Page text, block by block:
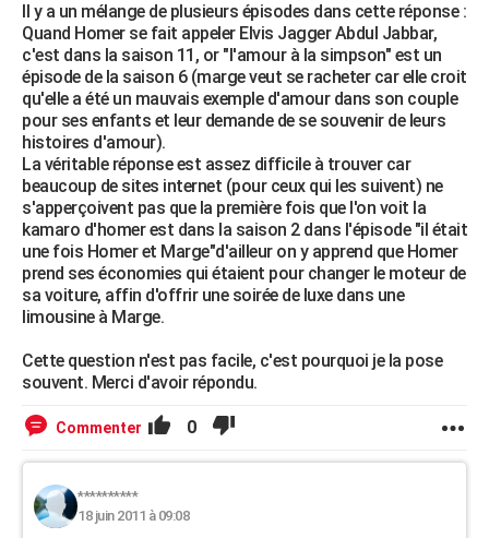
Il y a un mélange de plusieurs épisodes dans cette réponse :
Quand Homer se fait appeler Elvis Jagger Abdul Jabbar,
c'est dans la saison 11, or "l'amour à la simpson" est un
épisode de la saison 6 (marge veut se racheter car elle croit
qu'elle a été un mauvais exemple d'amour dans son couple
pour ses enfants et leur demande de se souvenir de leurs
histoires d'amour).
La véritable réponse est assez difficile à trouver car
beaucoup de sites internet (pour ceux qui les suivent) ne
s'apperçoivent pas que la première fois que l'on voit la
kamaro d'homer est dans la saison 2 dans l'épisode "il était
une fois Homer et Marge"d'ailleur on y apprend que Homer
prend ses économies qui étaient pour changer le moteur de
sa voiture, affin d'offrir une soirée de luxe dans une
limousine à Marge.
Cette question n'est pas facile, c'est pourquoi je la pose
souvent. Merci d'avoir répondu.
Commenter 0
**********
18 juin 2011 à 09:08